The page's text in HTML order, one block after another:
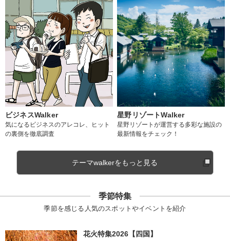
ビジネスWalker
気になるビジネスのアレコレ、ヒット
の裏側を徹底調査
星野リゾートWalker
星野リゾートが運営する多彩な施設の
最新情報をチェック！
テーマwalkerをもっと見る
季節特集
季節を感じる人気のスポットやイベントを紹介
花火特集2026【四国】